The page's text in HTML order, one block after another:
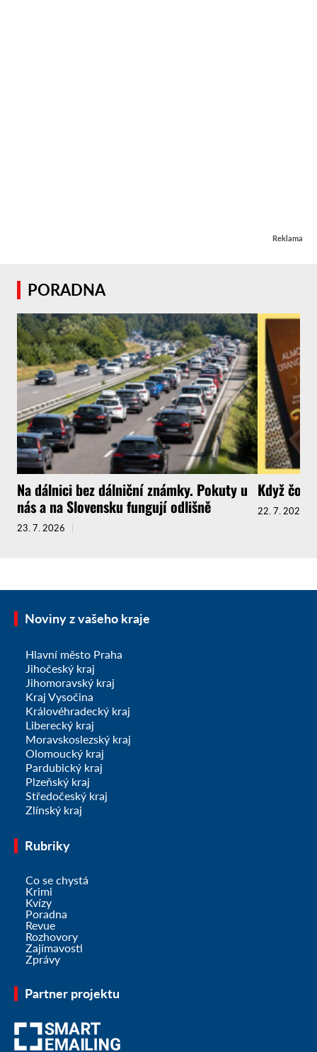
Reklama
PORADNA
Na dálnici bez dálniční známky. Pokuty u
nás a na Slovensku fungují odlišně
23. 7. 2026
Když
22. 7. 2026
Noviny z vašeho kraje
Hlavní město Praha
Jihočeský kraj
Jihomoravský kraj
Kraj Vysočina
Královéhradecký kraj
Liberecký kraj
Moravskoslezský kraj
Olomoucký kraj
Pardubický kraj
Plzeňský kraj
Středočeský kraj
Zlínský kraj
Rubriky
Co se chystá
Krimi
Kvízy
Poradna
Revue
Rozhovory
Zajímavosti
Zprávy
Partner projektu